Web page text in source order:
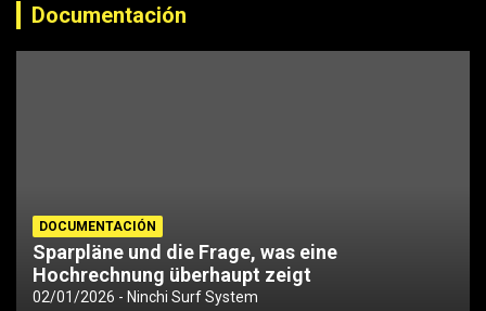
Documentación
DOCUMENTACIÓN
Sparpläne und die Frage, was eine
Hochrechnung überhaupt zeigt
02/01/2026 Ninchi Surf System